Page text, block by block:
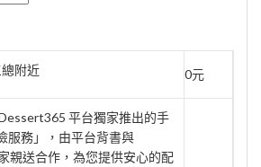
附近 0元
平台獨家推出的手
服務」，由平台背書與
親送合作，為您提供安心的配